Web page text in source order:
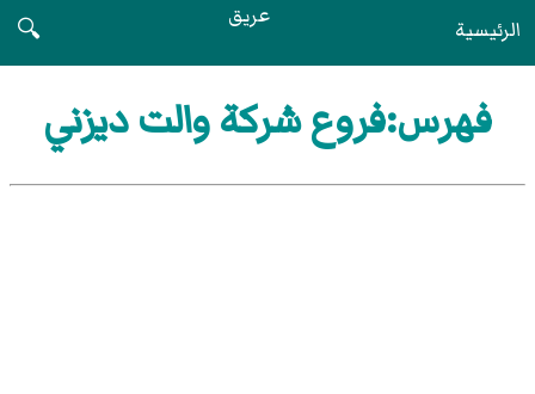
الرئيسية عريق
🔍
فهرس:فروع شركة والت ديزني